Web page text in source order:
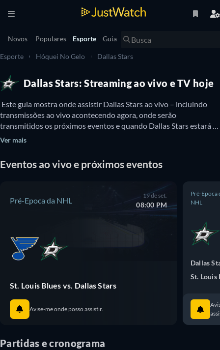
Novos Populares Esporte Guia
Esporte Hóquei No Gelo Dallas Stars
Dallas Stars: Streaming ao vivo e TV hoje
Este guia mostra onde assistir Dallas Stars ao vivo – incluindo
transmissões ao vivo acontecendo agora, onde serão
transmitidos os próximos eventos e quando Dallas Stars estará
disponível para assistir na TV. Você também pode descobrir se há
Ver mais
Eventos ao vivo e próximos eventos
Pré-Epoca da NHL
19 de set.
08:00 PM
St. Louis Blues vs. Dallas Stars
Avise-me onde posso assistir.
Pré-Epoca
NHL
Dallas
St. Louis
Partidas e cronograma